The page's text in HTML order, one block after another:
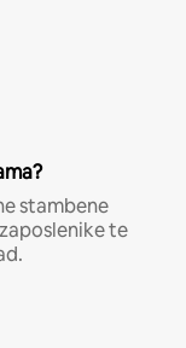
stambene
te